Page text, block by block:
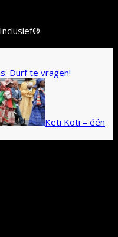
Durf te vragen!
Keti Koti – één